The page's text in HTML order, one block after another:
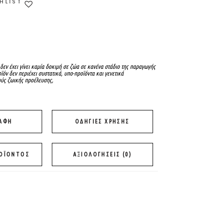
έχει γίνει καμία δοκιμή σε ζώα σε κανένα στάδιο της παραγωγής
δεν περιέχει συστατικά, υπο-προϊόντα και γενετικά
ζωικής προέλευσης,
ΟΔΗΓΙΕΣ ΧΡΗΣΗΣ
ΑΞΙΟΛΟΓΉΣΕΙΣ (0)